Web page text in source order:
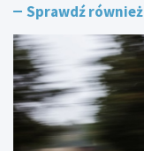
K
t
o
w
i
c
w
l
K
-
P
o
Sprawdź również